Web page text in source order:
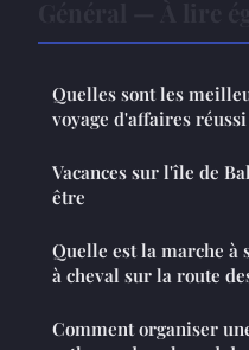
Quelles sont les
voyage d'affaires réussi
Vacances sur l'île de
être
Quelle est la marche à
à cheval sur la route
Comment organiser